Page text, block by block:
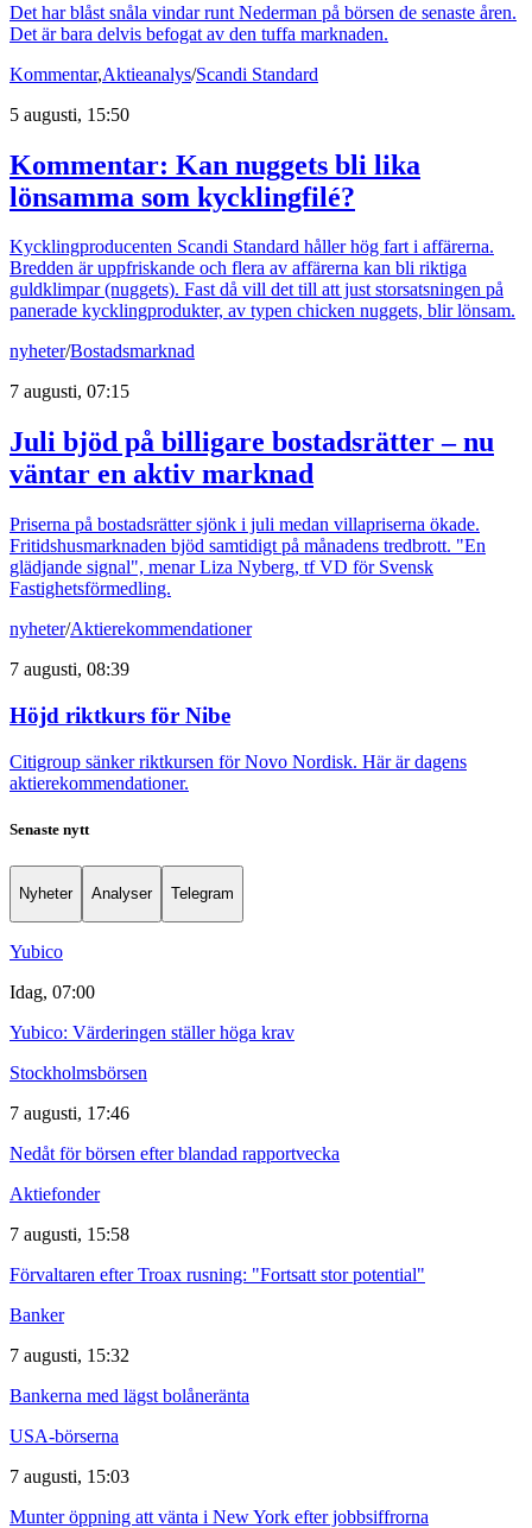
Det har blåst snåla vindar runt Nederman på börsen de senaste åren.
Det är bara delvis befogat av den tuffa marknaden.
Kommentar,Aktieanalys/Scandi Standard
5 augusti, 15:50
Kommentar: Kan nuggets bli lika
lönsamma som kycklingfilé?
Kycklingproducenten Scandi Standard håller hög fart i affärerna.
Bredden är uppfriskande och flera av affärerna kan bli riktiga
guldklimpar (nuggets). Fast då vill det till att just storsatsningen på
panerade kycklingprodukter, av typen chicken nuggets, blir lönsam.
nyheter/Bostadsmarknad
7 augusti, 07:15
Juli bjöd på billigare bostadsrätter – nu
väntar en aktiv marknad
Priserna på bostadsrätter sjönk i juli medan villapriserna ökade.
Fritidshusmarknaden bjöd samtidigt på månadens tredbrott. "En
glädjande signal", menar Liza Nyberg, tf VD för Svensk
Fastighetsförmedling.
nyheter/Aktierekommendationer
7 augusti, 08:39
Höjd riktkurs för Nibe
Citigroup sänker riktkursen för Novo Nordisk. Här är dagens
aktierekommendationer.
Senaste nytt
Nyheter Analyser Telegram
Yubico
Idag, 07:00
Yubico: Värderingen ställer höga krav
Stockholmsbörsen
7 augusti, 17:46
Nedåt för börsen efter blandad rapportvecka
Aktiefonder
7 augusti, 15:58
Förvaltaren efter Troax rusning: "Fortsatt stor potential"
Banker
7 augusti, 15:32
Bankerna med lägst bolåneränta
USA-börserna
7 augusti, 15:03
Munter öppning att vänta i New York efter jobbsiffrorna